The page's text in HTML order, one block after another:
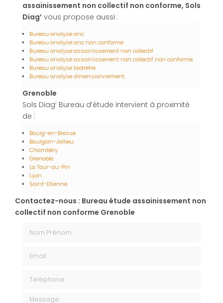
assainissement non collectif non conforme, Sols
Diag’ vous propose aussi :
Bureau analyse anc
Bureau analyse anc non conforme
Bureau analyse assainissement non collectif
Bureau analyse assainissement non collectif non conforme
Bureau analyse biotretre
Bureau analyse dimensionnement
Grenoble
Sols Diag’ Bureau d’étude intervient à proximité
de :
Bourg-en-Bresse
Bourgoin-Jallieu
Chambéry
Grenoble
La Tour-du-Pin
Lyon
Saint-Etienne
Contactez-nous : Bureau étude assainissement non
collectif non conforme Grenoble
Nom Prénom
Téléphone
Message